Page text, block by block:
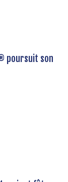
poursuit son